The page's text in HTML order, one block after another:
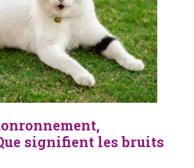
signifient les bruits